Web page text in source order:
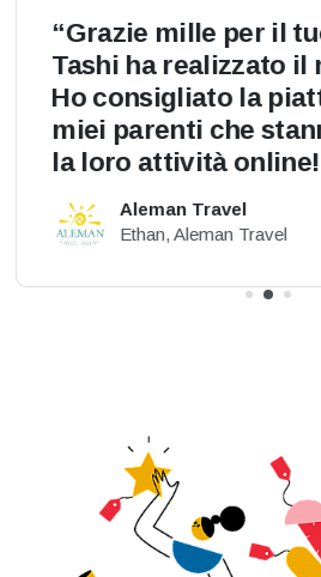
“Grazie mille per il
Tashi ha realizzato il
Ho consigliato la
miei parenti che
la loro attività
Aleman Travel
Ethan, Aleman Travel